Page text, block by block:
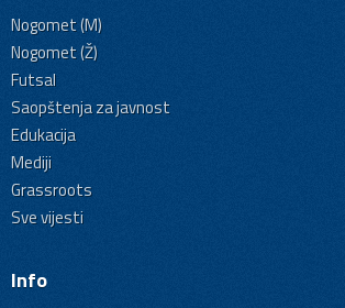
Nogomet (M)
Nogomet (Ž)
Futsal
Saopštenja za javnost
Edukacija
Mediji
Grassroots
Sve vijesti
Info